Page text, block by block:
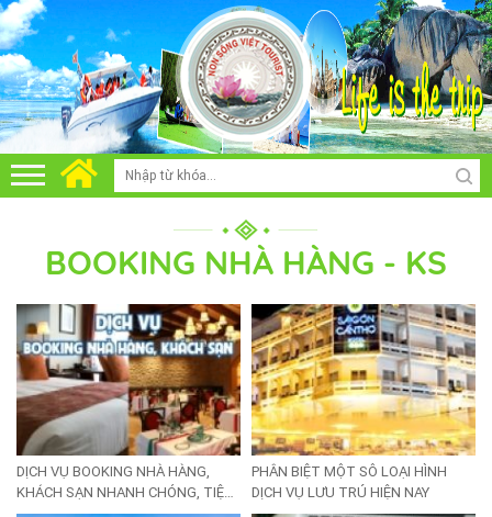
BOOKING NHÀ HÀNG - KS
DỊCH VỤ BOOKING NHÀ HÀNG,
KHÁCH SẠN NHANH CHÓNG, TIỆN
LỢI
PHÂN BIỆT MỘT SÔ LOẠI HÌNH
DỊCH VỤ LƯU TRÚ HIỆN NAY